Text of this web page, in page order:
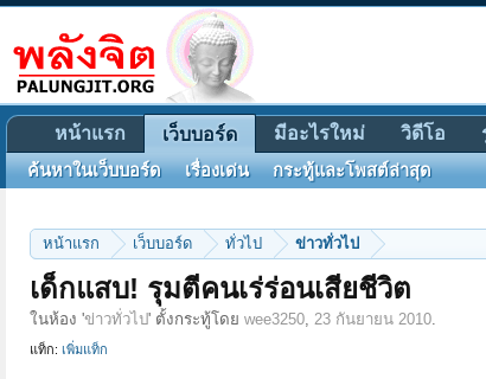
หน้าแรก เว็บบอร์ด ทั่วไป ข่าวทั่วไป
เด็กแสบ! รุมตีคนเร่ร่อนเสียชีวิต
ในห้อง 'ข่าวทั่วไป' ตั้งกระทู้โดย wee3250, 23 กันยายน 2010.
แท็ก: เพิ่มแท็ก
หน้าแรก เว็บบอร์ด
ค้นหาในเว็บบอร์ด เรื่องเด่น กระทู้และโพสต์ล่าสุด
มีอะไรใหม่ วิดีโอ